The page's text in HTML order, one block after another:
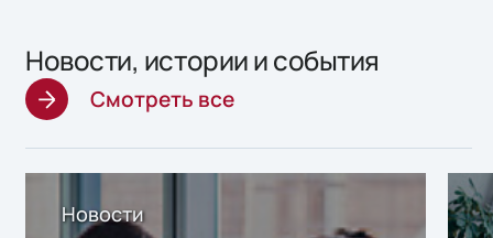
Новости, истории и события
Смотреть все
Новости